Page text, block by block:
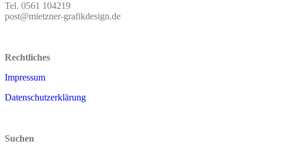
Tel. 0561 104219
post@mietzner-grafikdesign.de
Rechtliches
Impressum
Datenschutzerklärung
Suchen